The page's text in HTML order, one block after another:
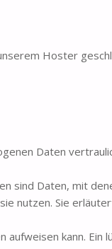
Hoster
Daten
sind Daten, mit
nutzen. Sie
kann. Ein